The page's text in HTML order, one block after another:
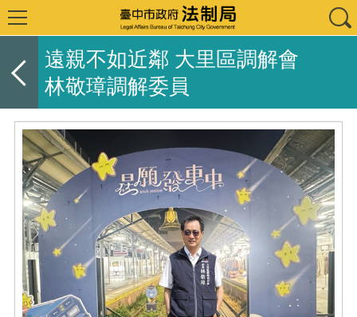
遠親不如近鄰 大里區調解會
林敬璋調解委員